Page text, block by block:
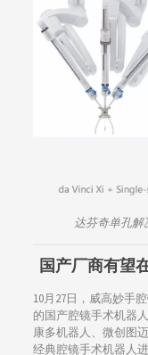
达芬奇单孔解
国产厂商有望
10月27日，威高妙手
的国产腔镜手术机器
康多机器人、微创图迈
经典腔镜手术机器人